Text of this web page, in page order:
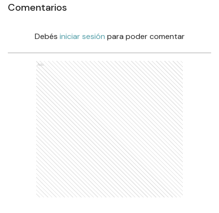
Comentarios
Debés iniciar sesión para poder comentar
Ads